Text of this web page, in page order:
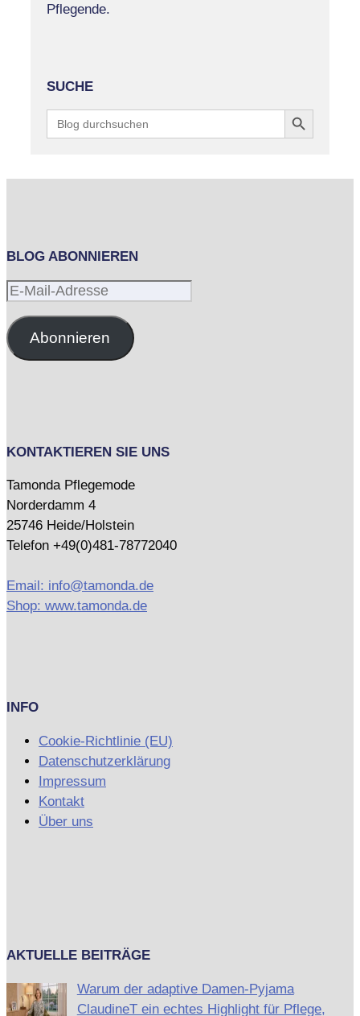
Pflegende.
SUCHE
for:
Search Button
BLOG ABONNIEREN
E-
AdresseAbonnieren
KONTAKTIEREN SIE UNS
Tamonda Pflegemode
Norderdamm 4
25746 Heide/Holstein
Telefon +49(0)481-78772040
Email: info@tamonda.de
Shop: www.tamonda.de
INFO
Cookie-Richtlinie (EU)
Datenschutzerklärung
Impressum
Kontakt
Über uns
AKTUELLE BEITRÄGE
Warum der adaptive Damen-Pyjama
ClaudineT ein echtes Highlight für Pflege,